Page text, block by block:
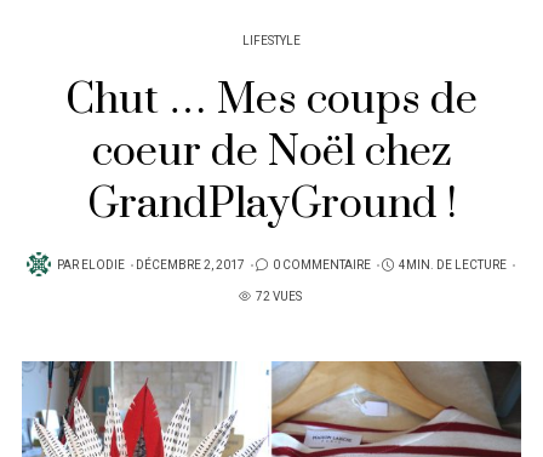
LIFESTYLE
Chut … Mes coups de
coeur de Noël chez
GrandPlayGround !
PAR ELODIE
PUBLIÉ
DÉCEMBRE 2, 2017 0 COMMENTAIRE
4MIN. DE LECTURE
72 VUES